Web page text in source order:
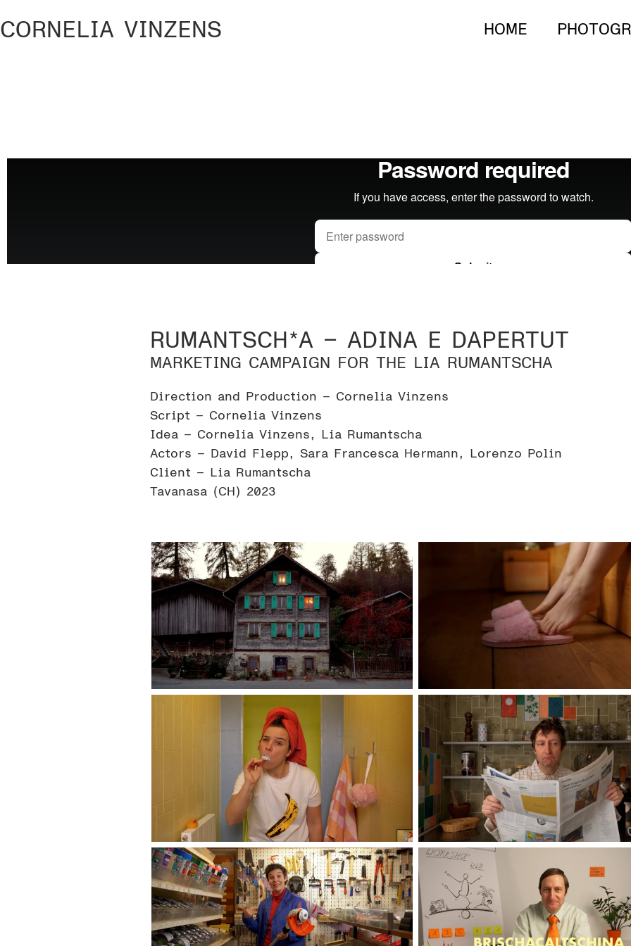
CORNELIA VINZENS HOME
RUMANTSCH*A – ADINA E DAPERTUT
MARKETING CAMPAIGN FOR THE LIA RUMANTSCHA
Direction and Production – Cornelia Vinzens
Script – Cornelia Vinzens
Idea – Cornelia Vinzens, Lia Rumantscha
Actors – David Flepp, Sara Francesca Hermann, Lorenzo Polin
Client – Lia Rumantscha
Tavanasa (CH) 2023